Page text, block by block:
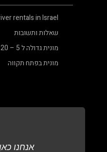
rentals in Israel
שאלות ותשובות
מונית גדולה ל 5 – 20 נוסעים
מונית בפתח תקווה
אנחנו